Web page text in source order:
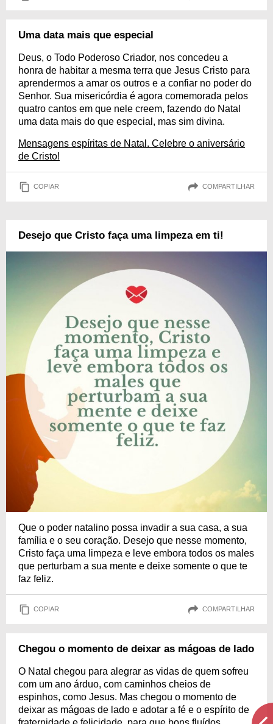
Uma data mais que especial
Deus, o Todo Poderoso Criador, nos concedeu a
honra de habitar a mesma terra que Jesus Cristo para
aprendermos a amar os outros e a confiar no poder do
Senhor. Sua misericórdia é agora comemorada pelos
quatro cantos em que nele creem, fazendo do Natal
uma data mais do que especial, mas sim divina.
Mensagens espíritas de Natal. Celebre o aniversário
de Cristo!
COPIAR COMPARTILHAR
Desejo que Cristo faça uma limpeza em ti!
Que o poder natalino possa invadir a sua casa, a sua
família e o seu coração. Desejo que nesse momento,
Cristo faça uma limpeza e leve embora todos os males
que perturbam a sua mente e deixe somente o que te
faz feliz.
COPIAR COMPARTILHAR
Chegou o momento de deixar as mágoas de lado
O Natal chegou para alegrar as vidas de quem sofreu
com um ano árduo, com caminhos cheios de
espinhos, como Jesus. Mas chegou o momento de
deixar as mágoas de lado e adotar a fé e o espírito de